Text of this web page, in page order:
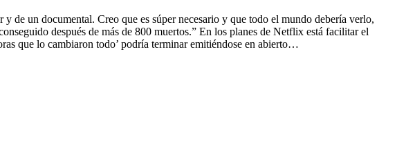
de un documental. Creo que es súper necesario y que todo el mundo debería verlo,
después de más de 800 muertos.” En los planes de Netflix está facilitar el
que lo cambiaron todo’ podría terminar emitiéndose en abierto…